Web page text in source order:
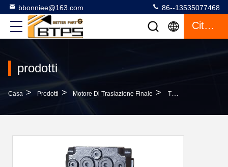
bbonniee@163.com 86--13535077468
Citazione
prodotti
Casa > Prodotti > Motore Di Traslazione Finale > TM09 TM18 TM03 TM22 Komatsu Final Drive Motore Idraulico PC78US-6 PC75UU-2 PC78 PC78MR 21W-60-22130